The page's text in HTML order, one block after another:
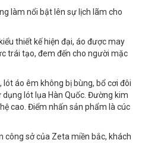
làm nổi bật lên sự lịch lãm cho
thiết kế hiện đại, áo được may
trái tạo, đem đến cho người mặc
áo êm không bị bùng, bổ cơi đôi
lót lụa Hàn Quốc. Đường kim
cao. Điểm nhấn sản phẩm là cúc
công sở của Zeta miền bắc, khách